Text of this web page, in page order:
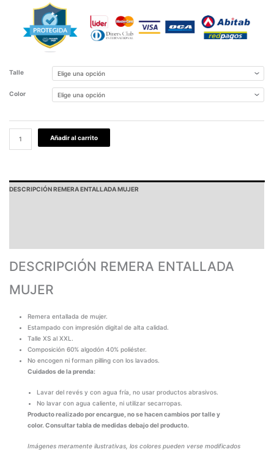
Talle
Color
Añadir al carrito
DESCRIPCIÓN REMERA ENTALLADA MUJER
DESCRIPCIÓN REMERA ENTALLADA
MUJER
Remera entallada de mujer.
Estampado con impresión digital de alta calidad.
Talle XS al XXL.
Composición 60% algodón 40% poliéster.
No encogen ni forman pilling con los lavados.
Cuidados de la prenda:
Lavar del revés y con agua fría, no usar productos abrasivos.
No lavar con agua caliente, ni utilizar secarropas.
Producto realizado por encargue, no se hacen cambios por talle y
color. Consultar tabla de medidas debajo del producto.
Imágenes meramente ilustrativas, los colores pueden verse modificados